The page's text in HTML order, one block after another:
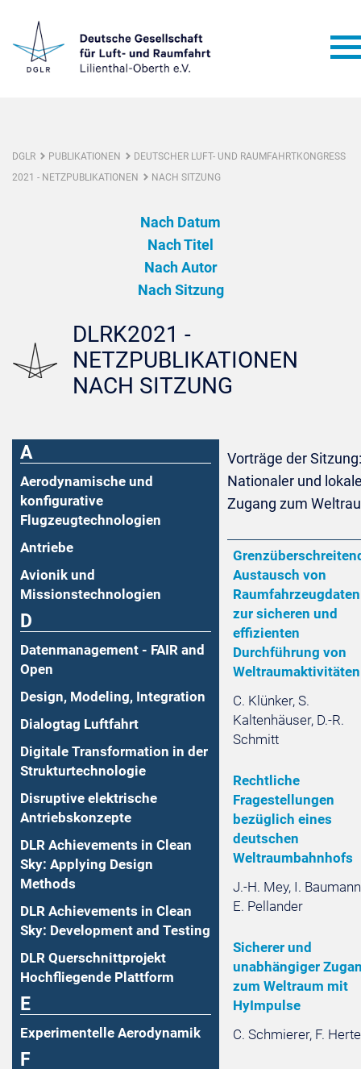
DGLR PUBLIKATIONEN
DEUTSCHER LUFT- UND RAUMFAHRTKONGRESS
2021 - NETZPUBLIKATIONEN
NACH SITZUNG
Nach Datum
Nach Titel
Nach Autor
Nach Sitzung
DLRK2021 -
NETZPUBLIKATIONEN
NACH SITZUNG
A
Aerodynamische und
konfigurative
Flugzeugtechnologien
Antriebe
Avionik und
Missionstechnologien
D
Datenmanagement - FAIR and
Open
Design, Modeling, Integration
Dialogtag Luftfahrt
Digitale Transformation in der
Strukturtechnologie
Disruptive elektrische
Antriebskonzepte
DLR Achievements in Clean
Sky: Applying Design
Methods
DLR Achievements in Clean
Sky: Development and Testing
DLR Querschnittprojekt
Hochfliegende Plattform
E
Experimentelle Aerodynamik
F
Vorträge der Sitzung:
Nationaler und
Zugang zum
Austausch von
Raumfahrzeugdaten
zur sicheren und
effizienten
Durchführung von
Weltraumaktivitäten
C. Klünker, S.
Kaltenhäuser, D.-R.
Schmitt
Rechtliche
Fragestellungen
bezüglich eines
deutschen
Weltraumbahnhofs
J.-H. Mey, I.
E. Pellander
Sicherer und
unabhängiger
zum Weltraum mit
HyImpulse
C. Schmierer, F.